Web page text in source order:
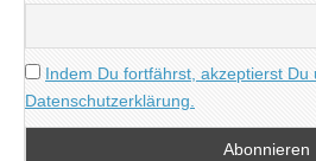
Indem Du fortfährst, akzeptierst Du
Datenschutzerklärung.